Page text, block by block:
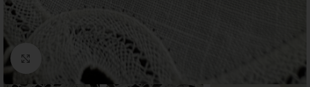
Click to enlarge